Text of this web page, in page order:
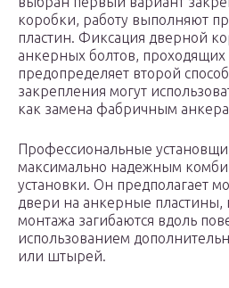
коробки, работу выполняют
пластин. Фиксация дверной
анкерных болтов, проходящих
предопределяет второй
закрепления могут
как замена фабричным
Профессиональные
максимально надежным
установки. Он предполагает
двери на анкерные пластины,
монтажа загибаются вдоль
использованием
или штырей.